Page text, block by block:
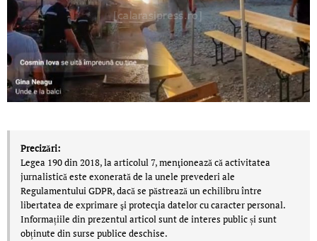
Precizări:
Legea 190 din 2018, la articolul 7, menţionează că activitatea
jurnalistică este exonerată de la unele prevederi ale
Regulamentului GDPR, dacă se păstrează un echilibru între
libertatea de exprimare şi protecţia datelor cu caracter personal.
Informațiile din prezentul articol sunt de interes public și sunt
obținute din surse publice deschise.